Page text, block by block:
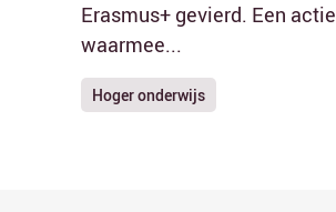
Erasmus+ gevierd. Een actie
waarmee...
Hoger onderwijs